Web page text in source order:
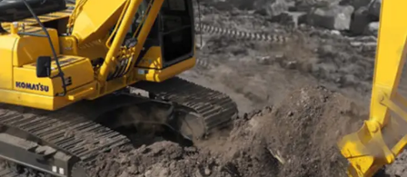
KOMATSU PC200-10M0 CE
Find Out More